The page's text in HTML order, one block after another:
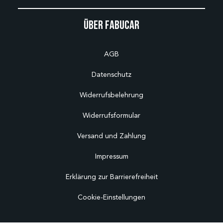
Über Fabucar
AGB
Datenschutz
Widerrufsbelehrung
Widerrufsformular
Versand und Zahlung
Impressum
Erklärung zur Barrierefreiheit
Cookie-Einstellungen